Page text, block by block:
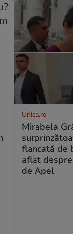
Unica.ro
Mirabela
flancată de
aflat
de Apel